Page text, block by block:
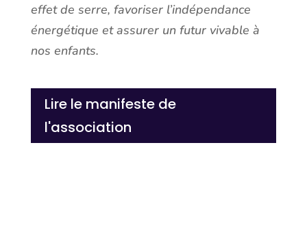
effet de serre, favoriser l’indépendance
énergétique et assurer un futur vivable à
nos enfants.
Lire le manifeste de
l'association